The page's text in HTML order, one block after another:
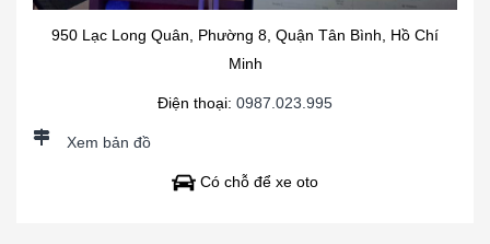
950 Lạc Long Quân, Phường 8, Quận Tân Bình, Hồ Chí
Minh
Điện thoại: 0987.023.995
Xem bản đồ
Có chỗ để xe oto